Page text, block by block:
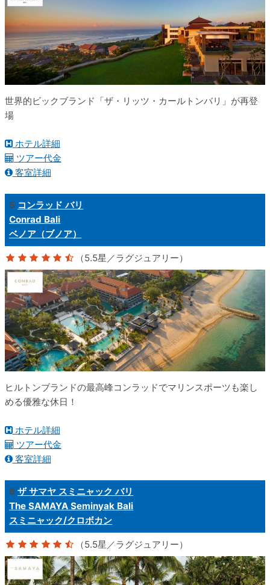
世界的ビックブランド「ザ・リッツ・カールトンバリ」が再登
場
ホテル詳細
ツアー代金
客室詳細
5 コンラッド バリ
Conrad Bali
ベノア（ブノア）
（5.5星／ラグジュアリー）
ヒルトンブランドの最高峰コンラッドでマリンスポーツも楽し
める優雅な休日！
ホテル詳細
ツアー代金
客室詳細
6 ザ サマヤ スミニャック バリ
The SAMAYA Seminyak Bali
スミニャック/クロボカン
（5.5星／ラグジュアリー）